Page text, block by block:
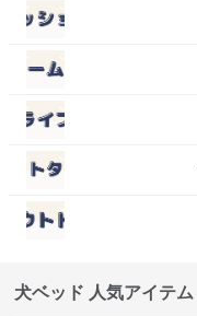
犬ベッド 人気アイテム